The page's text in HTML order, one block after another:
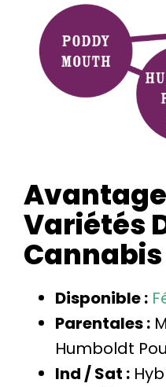
Variétés
Cannabis
Disponible :
Parentales :
Humboldt
Ind / Sat :